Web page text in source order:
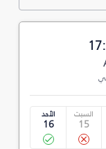
السبت
15
الأحد
16